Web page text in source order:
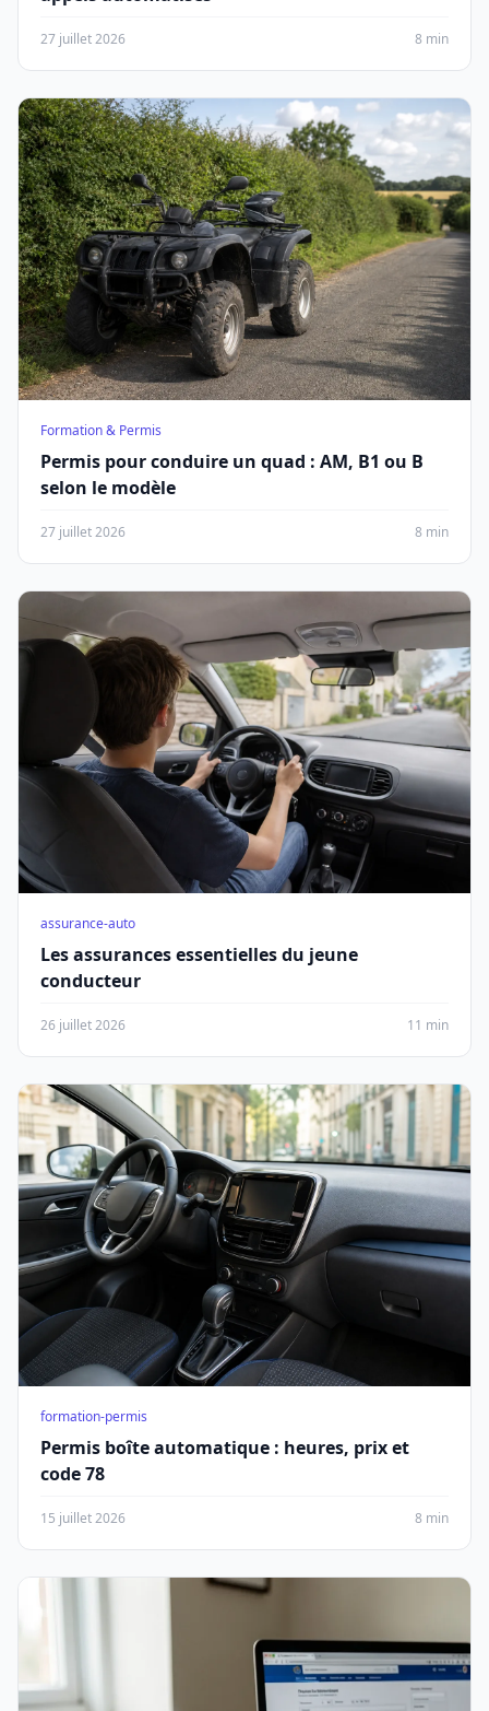
27 juillet 2026 8 min
Formation & Permis
Permis pour conduire un quad : AM, B1 ou B
selon le modèle
27 juillet 2026 8 min
assurance-auto
Les assurances essentielles du jeune
conducteur
26 juillet 2026 11 min
formation-permis
Permis boîte automatique : heures, prix et
code 78
15 juillet 2026 8 min